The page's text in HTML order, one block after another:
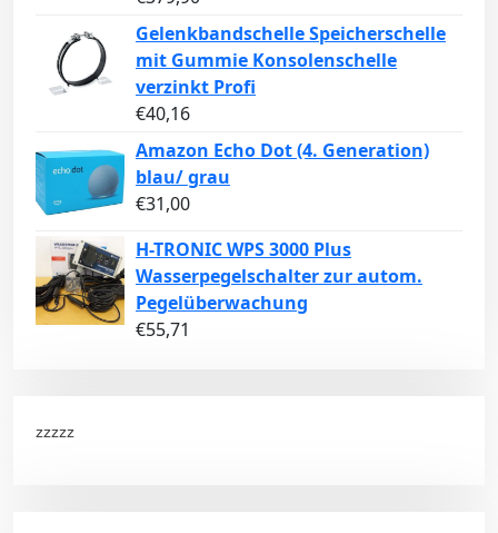
Gelenkbandschelle Speicherschelle
mit Gummie Konsolenschelle
verzinkt Profi
€40,16
Amazon Echo Dot (4. Generation)
blau/ grau
€31,00
H-TRONIC WPS 3000 Plus
Wasserpegelschalter zur autom.
Pegelüberwachung
€55,71
zzzzz